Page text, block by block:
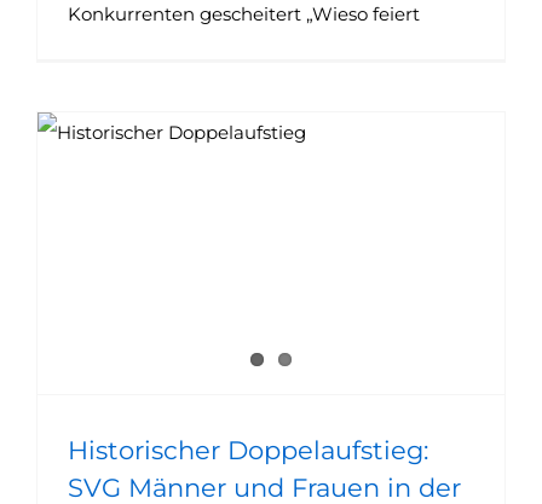
Konkurrenten gescheitert „Wieso feiert
Historischer Doppelaufstieg:
SVG Männer und Frauen in der